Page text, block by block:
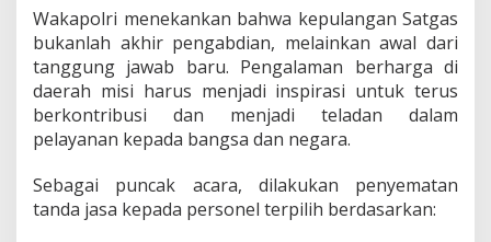
D
u
k
u
P
r
d
Wakapolri menekankan bahwa kepulangan Satgas
bukanlah akhir pengabdian, melainkan awal dari
tanggung jawab baru. Pengalaman berharga di
daerah misi harus menjadi inspirasi untuk terus
berkontribusi dan menjadi teladan dalam
pelayanan kepada bangsa dan negara.
Sebagai puncak acara, dilakukan penyematan
tanda jasa kepada personel terpilih berdasarkan: